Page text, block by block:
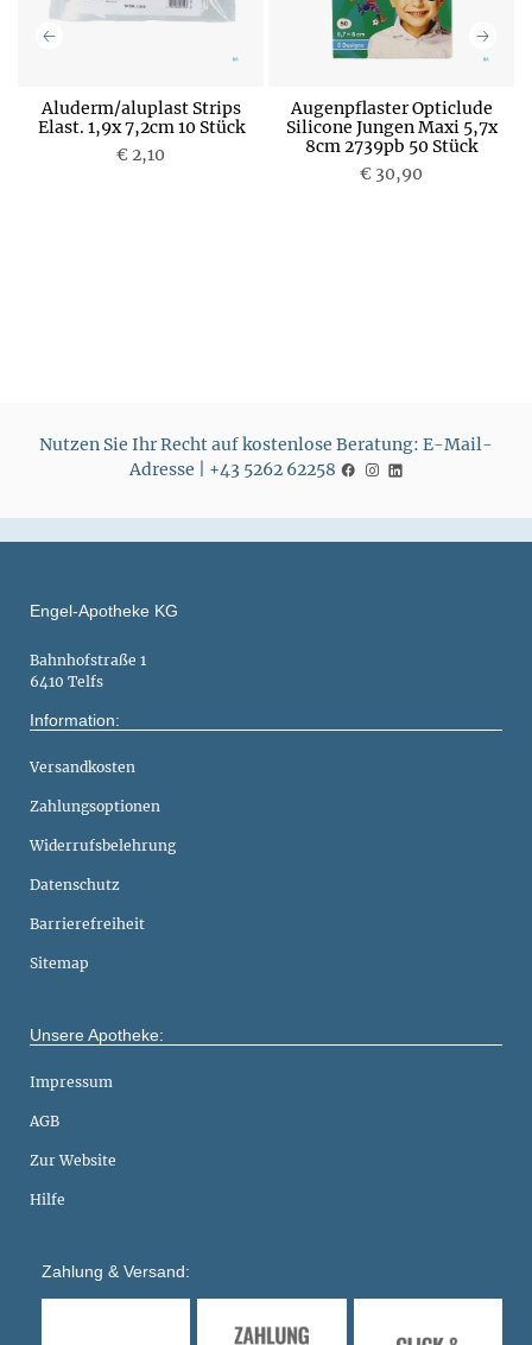
Aluderm/aluplast Strips
Elast. 1,9x 7,2cm 10 Stück
€ 2,10
Augenpflaster Opticlude
Silicone Jungen Maxi 5,7x
8cm 2739pb 50 Stück
€ 30,90
P
r
Nutzen Sie Ihr Recht auf kostenlose Beratung: E-Mail-
Adresse | +43 5262 62258
Engel-Apotheke KG
Bahnhofstraße 1
6410 Telfs
Information:
Versandkosten
Zahlungsoptionen
Widerrufsbelehrung
Datenschutz
Barrierefreiheit
Sitemap
Unsere Apotheke:
Impressum
AGB
Zur Website
Hilfe
Zahlung & Versand: